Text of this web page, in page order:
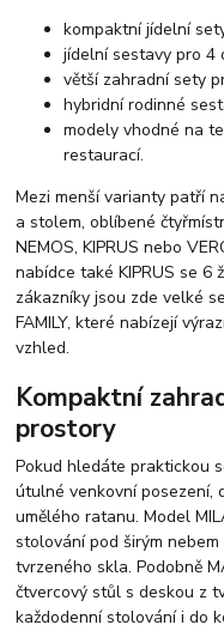
kompaktní jídelní
jídelní sestavy pro 4
větší zahradní sety
hybridní rodinné
modely vhodné na
restaurací.
Mezi menší varianty patří
a stolem, oblíbené
NEMOS, KIPRUS nebo
nabídce také KIPRUS se 6
zákazníky jsou zde velké
FAMILY, které nabízejí
vzhled.
Kompaktní
prostory
Pokud hledáte praktickou
útulné venkovní posezení,
umělého ratanu. Model
stolování pod širým
tvrzeného skla. Podobně
čtvercový stůl s deskou z
každodenní stolování i do